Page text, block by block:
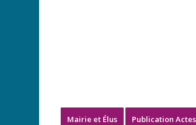
Mairie et Élus Publication Actes